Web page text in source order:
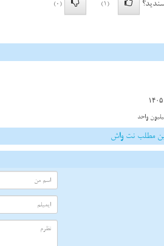
(1)
(0)
مطلب نت واش